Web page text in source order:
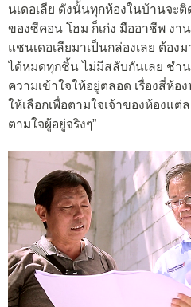
นเดอเลีย ดังนั้นทุกห้องในบ้านจะ
ของซีคอน โฮม ก็เก่ง มืออาชีพ งา
แชนเดอเลียมาเป็นกล่องเลย ต้อง
ได้หมดทุกชิ้น ไม่มีสลับกันเลย ชำ
ความเข้าใจให้อยู่ตลอด เรื่องสี่ห้
ให้เลือกเพื่อตามใจเจ้าของห้องแต่
ตามใจผู้อยู่จริงๆ”